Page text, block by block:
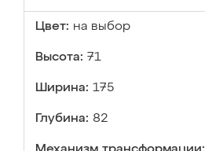
Цвет: на выбор
Высота: 71
Ширина: 175
Глубина: 82